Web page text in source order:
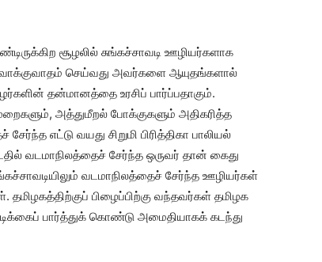
சூழலில் சுங்கச்சாவடி ஊழியர்களாக
வாக்குவாதம் செய்வது அவர்களை ஆயுதங்களால்
தன்மானத்தை உரசிப் பார்ப்பதாகும்.
அத்துமீறல் போக்குகளும் அதிகரித்த
எட்டு வயது சிறுமி பிரித்திகா பாலியல்
வடமாநிலத்தைச் சேர்ந்த ஒருவர் தான் கைது
வடமாநிலத்தைச் சேர்ந்த ஊழியர்கள்
தமிழகத்திற்குப் பிழைப்பிற்கு வந்தவர்கள் தமிழக
பார்த்துக் கொண்டு அமைதியாகக் கடந்து